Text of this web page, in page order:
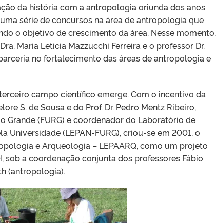
da história com a antropologia oriunda dos anos
série de concursos na área de antropologia que
o objetivo de crescimento da área. Nesse momento,
Maria Letícia Mazzucchi Ferreira e o professor Dr.
no fortalecimento das áreas de antropologia e
campo científico emerge. Com o incentivo da
S. de Sousa e do Prof. Dr. Pedro Mentz Ribeiro,
Grande (FURG) e coordenador do Laboratório de
Universidade (LEPAN-FURG), criou-se em 2001, o
e Arqueologia – LEPAARQ, como um projeto
sob a coordenação conjunta dos professores Fábio
(antropologia).